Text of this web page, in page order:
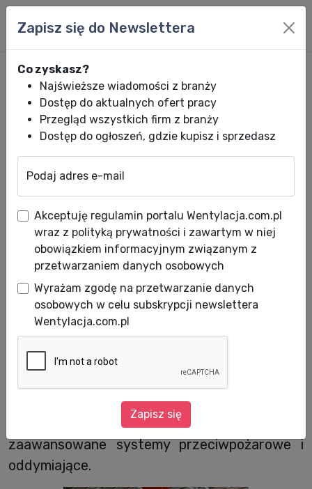
D+H Polska na targach
Securex 2012 - podsumowanie
Data publikacji: 14.05.2012
Data aktualizacji: 21.05.2012
Tegoroczne targi Securex 2012 dla wielu firm
były okazją do zaprezentowania najnowszych
osiągnięć w zakresie wszelkiego rodzaju
świata, nie mogło oczywiście zabraknąć firmy
D+H Polska, która zaprezentowała
zaawansowane systemy przeciwpożarowe i
oddymiające.
Zapisz się do Newslettera
Co zyskasz?
Najświeższe wiadomości z branży
Dostęp do aktualnych ofert pracy
Przegląd wszystkich firm z branży
Dostęp do ogłoszeń, gdzie kupisz i sprzedasz
Podaj adres e-mail
Akceptuję regulamin portalu Wentylacja.com.pl
wraz z polityką prywatności i zawartym w niej
obowiązkiem informacyjnym związanym z
przetwarzaniem danych osobowych
Wyrażam zgodę na przetwarzanie danych
osobowych w celu subskrypcji newslettera
Wentylacja.com.pl
Zapisz się